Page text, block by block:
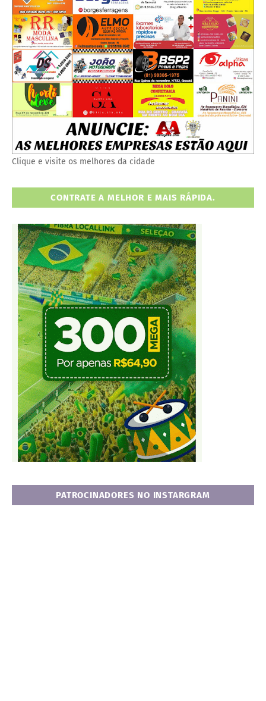
Clique e visite os melhores da cidade
CONTRATE A MELHOR E MAIS RÁPIDA.
PATROCINADORES NO INSTARGRAM